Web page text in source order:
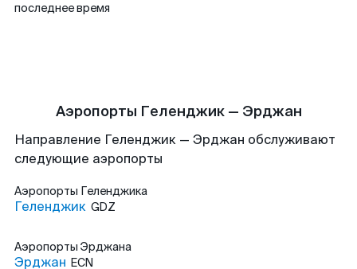
последнее время
Аэропорты Геленджик — Эрджан
Направление Геленджик — Эрджан обслуживают
следующие аэропорты
Аэропорты Геленджика
Геленджик GDZ
Аэропорты Эрджана
Эрджан ECN